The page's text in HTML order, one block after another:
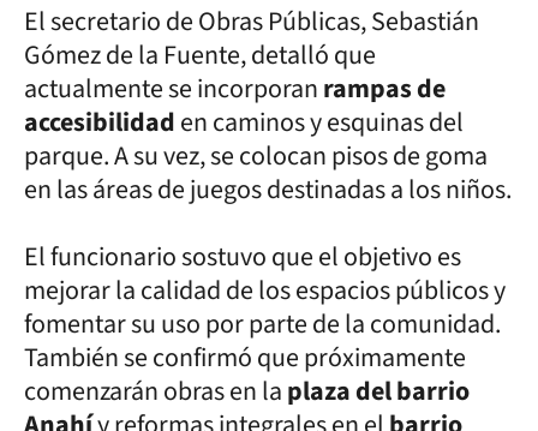
El secretario de Obras Públicas, Sebastián
Gómez de la Fuente, detalló que
actualmente se incorporanrampas de
accesibilidaden caminos y esquinas del
parque. A su vez, se colocan pisos de goma
en las áreas de juegos destinadas a los niños.
El funcionario sostuvo que el objetivo es
mejorar la calidad de los espacios públicos y
fomentar su uso por parte de la comunidad.
También se confirmó que próximamente
comenzarán obras en laplaza del barrio